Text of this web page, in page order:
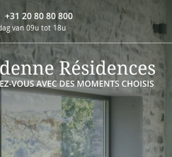
+31 20 80 80 800
van 09u tot 18u